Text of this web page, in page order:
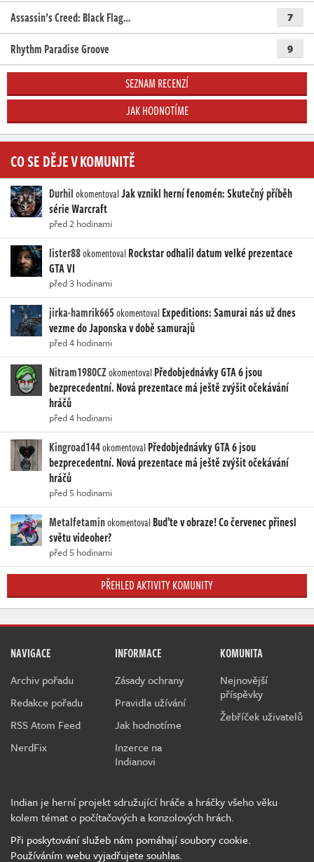
Assassin’s Creed: Black Flag… 7
Rhythm Paradise Groove 9
SEZNAM RECENZÍ
JAK HODNOTÍME
CO SE DĚJE V KOMUNITĚ
DurhilokomentovalJak vznikl herní fenomén: Skutečný příběh
série Warcraft
před 2 hodinami
lister88okomentoval Rockstar odhalil datum velké prezentace
GTA VI
před 3 hodinami
jirka-hamrik665okomentoval Expeditions: Samurai nás už dnes
vezme do Japonska v době samurajů
před 4 hodinami
Nitram1980CZokomentoval Předobjednávky GTA 6 jsou
bezprecedentní. Nová prezentace má ještě zvýšit očekávání
hráčů
před 4 hodinami
Kingroad144okomentoval Předobjednávky GTA 6 jsou
bezprecedentní. Nová prezentace má ještě zvýšit očekávání
hráčů
před 5 hodinami
Metalfetaminokomentoval Buďte v obraze! Co červenec přinesl
světu videoher?
před 5 hodinami
PŘEHLED AKTIVITY KOMUNITY
NAVIGACE
Archiv pořadu
Redakce pořadu
RSS Atom Feed
NerdFix
INFORMACE
Zásady ochrany
Pravidla užívání
Jak hodnotíme
Inzerce na
Indianovi
KOMUNITA
Nejnovější
příspěvky
Žebříček uživatelů
Indian je herní projekt sdružující hráče a hráčky všeho věku
kolem témat o počítačových a konzolových hrách.
Při poskytování služeb nám pomáhají soubory cookie.
Používáním webu vyjadřujete souhlas.